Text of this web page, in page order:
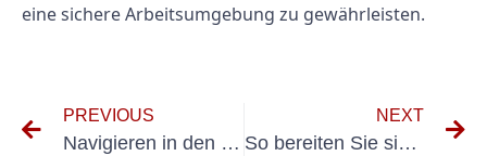
eine sichere Arbeitsumgebung zu gewährleisten.
PREVIOUS
Navigieren in den VDE-Testanforderungen für feste Installationen: Tipps für den Erfolg
NEXT
So bereiten Sie sich auf die Prüfung elektrischer Anlagen nach VDE 0100 vor